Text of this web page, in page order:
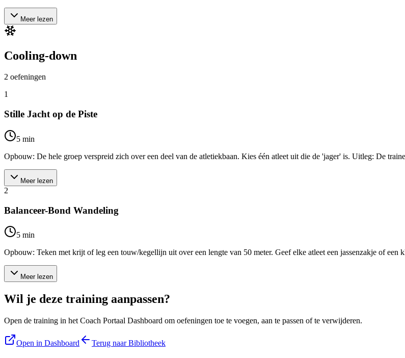
Meer lezen
Cooling-down
2 oefeningen
1
Stille Jacht op de Piste
5 min
Opbouw: De hele groep verspreid zich over een deel van de atletiekbaan. Kies één atleet uit die de 'jager' is. Uitleg: De
Meer lezen
2
Balanceer-Bond Wandeling
5 min
Opbouw: Teken met krijt of leg een touw/kegellijn uit over een lengte van 50 meter. Geef elke atleet een jassenzakje of
Meer lezen
Wil je deze training aanpassen?
Open de training in het Coach Portaal Dashboard om oefeningen toe te voegen, aan te passen of te verwijderen.
Open in Dashboard Terug naar Bibliotheek